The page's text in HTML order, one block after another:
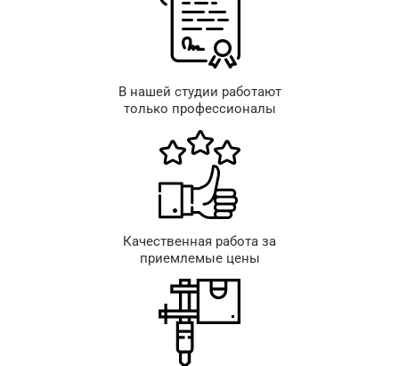
В нашей студии работают
только профессионалы
Качественная работа за
приемлемые цены